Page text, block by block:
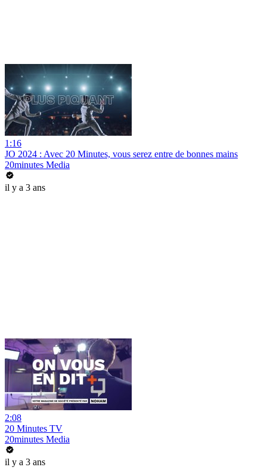
1:16
JO 2024 : Avec 20 Minutes, vous serez entre de bonnes mains
20minutes Media
il y a 3 ans
2:08
20 Minutes TV
20minutes Media
il y a 3 ans